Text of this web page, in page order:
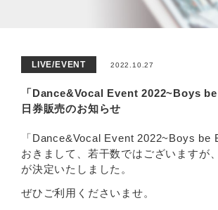
LIVE/EVENT 2022.10.27
「Dance&Vocal Event 2022~Boys
日券販売のお知らせ
「Dance&Vocal Event 2022~Boys be
おきまして、若干数ではございますが
が決定いたしました。
ぜひご利用くださいませ。